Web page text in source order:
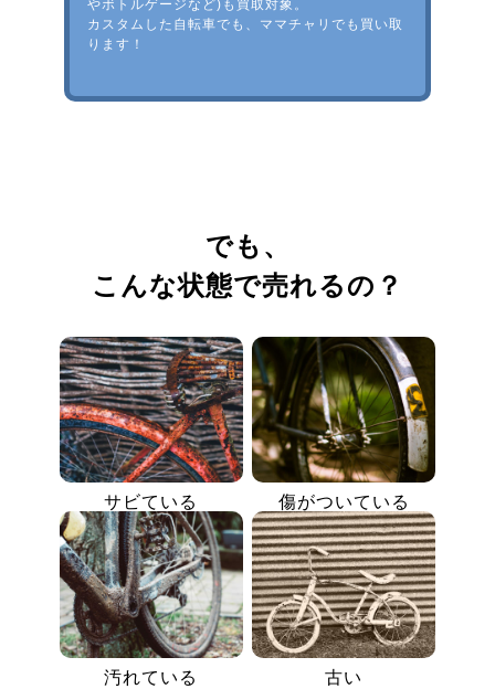
やボトルゲージなど)も買取対象。
カスタムした自転車でも、ママチャリでも買い取
ります！
でも、
こんな状態で売れるの？
サビている 傷がついている
汚れている 古い